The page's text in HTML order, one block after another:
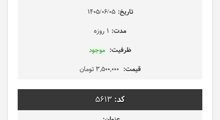
1405/06/05
1 روزه
موجود
3,500,000 تومان
5613